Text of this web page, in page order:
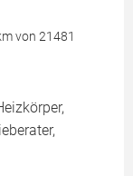
von 21481